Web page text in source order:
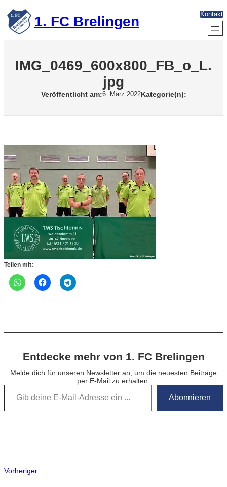
Zum
Inhalt
springen 1. FC Brelingen Kontakt
IMG_0469_600x800_FB_o_L.
jpg
Veröffentlicht am:6. März 2022Kategorie(n):
Teilen mit:
Entdecke mehr von 1. FC Brelingen
Melde dich für unseren Newsletter an, um die neuesten Beiträge
per E-Mail zu erhalten.
Gib deine E-Mail-Adresse ein …
Abonnieren
Vorheriger